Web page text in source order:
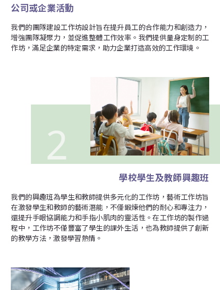
公司或企業活動
我們的團隊建設工作坊設計旨在提升員工的合作能力和創造力，
增強團隊凝聚力，並促進整體工作效率。我們提供量身定制的工
作坊，滿足企業的特定需求，助力企業打造高效的工作環境。
學校學生及教師興趣班
我們的興趣班為學生和教師提供多元化的工作坊，藝術工作坊旨
在激發學生和教師的藝術潛能，不僅鍛煉他們的耐心和專注力，
還提升手眼協調能力和手指小肌肉的靈活性。在工作坊的製作過
程中，工作坊不僅豐富了學生的課外生活，也為教師提供了創新
的教學方法，激發學習熱情。